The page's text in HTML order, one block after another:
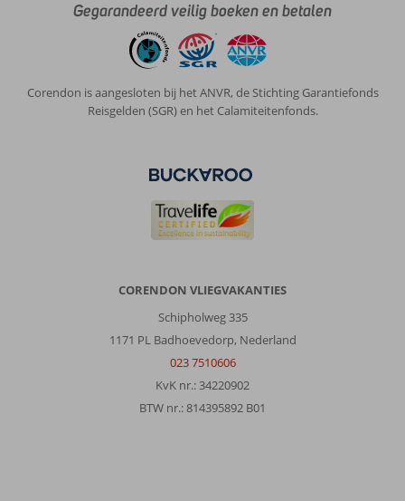
Gegarandeerd veilig boeken en betalen
Corendon is aangesloten bij het ANVR, de Stichting Garantiefonds
Reisgelden (SGR) en het Calamiteitenfonds.
CORENDON VLIEGVAKANTIES
Schipholweg 335
1171 PL Badhoevedorp, Nederland
023 7510606
KvK nr.: 34220902
BTW nr.: 814395892 B01